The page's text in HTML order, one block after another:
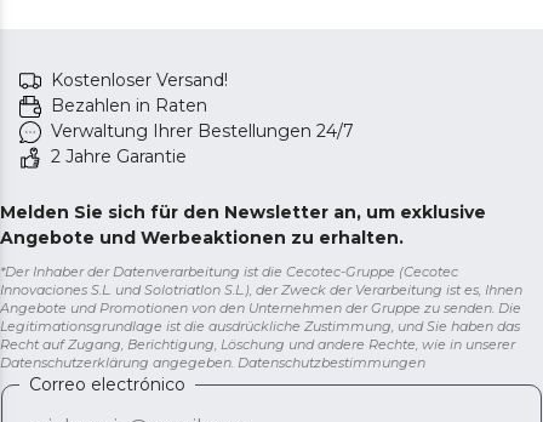
Kostenloser Versand!
Bezahlen in Raten
Verwaltung Ihrer Bestellungen 24/7
2 Jahre Garantie
Melden Sie sich für den Newsletter an, um exklusive
Angebote und Werbeaktionen zu erhalten.
*Der Inhaber der Datenverarbeitung ist die Cecotec-Gruppe (Cecotec
Innovaciones S.L. und Solotriatlon S.L.), der Zweck der Verarbeitung ist es, Ihnen
Angebote und Promotionen von den Unternehmen der Gruppe zu senden. Die
Legitimationsgrundlage ist die ausdrückliche Zustimmung, und Sie haben das
Recht auf Zugang, Berichtigung, Löschung und andere Rechte, wie in unserer
Datenschutzerklärung angegeben. Datenschutzbestimmungen
Correo electrónico